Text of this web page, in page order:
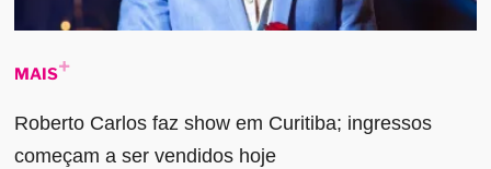
MAIS
Roberto Carlos faz show em Curitiba; ingressos
começam a ser vendidos hoje